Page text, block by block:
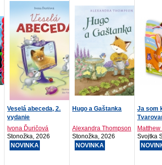
Veselá abeceda, 2.
vydanie
Ivona Ďuričová
Stonožka, 2026
NOVINKA
Hugo a Gaštanka
Alexandra Thompson
Stonožka, 2026
NOVINKA
Ja som
Matthew
Svojtka